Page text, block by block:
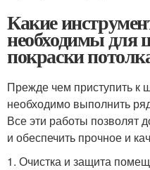
Какие
необходимы для
покраски
Прежде чем приступить к
необходимо выполнить
Все эти работы позволят
и обеспечить прочное и
1. Очистка и защита